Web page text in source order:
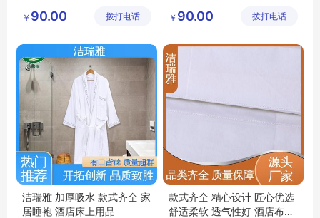
宾馆布草
有限公司
￥ 90.00 拨打电话
酒店布草 民宿布草
有限公司
￥ 90.00 拨打电话
洁瑞雅 加厚吸水 款式齐全 家
居睡袍 酒店床上用品
款式齐全 精心设计 匠心优选
舒适柔软 透气性好 酒店布草